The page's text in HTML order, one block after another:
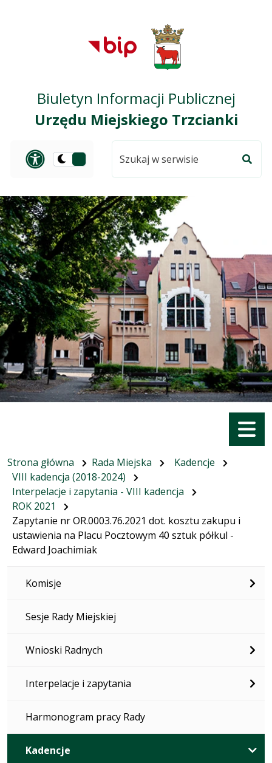
Przejdź do
głównego menu
Przejdź do treści
Przejdź do mapy
serwisu
Biuletyn Informacji Publicznej
Urzędu Miejskiego Trzcianki
Panel dostosowania
Przełącz
ciemną
serwisie
Menu
Strona główna Rada Miejska
Kadencje
VIII kadencja (2018-2024)
Interpelacje i zapytania - VIII kadencja
ROK 2021
Zapytanie nr OR.0003.76.2021 dot. kosztu zakupu i
ustawienia na Placu Pocztowym 40 sztuk półkul -
Edward Joachimiak
Komisje
Sesje Rady Miejskiej
Wnioski Radnych
Interpelacje i zapytania
Harmonogram pracy Rady
Kadencje